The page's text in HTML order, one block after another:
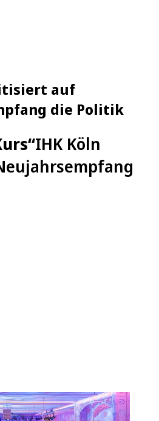
auf
die Politik
IHK Köln